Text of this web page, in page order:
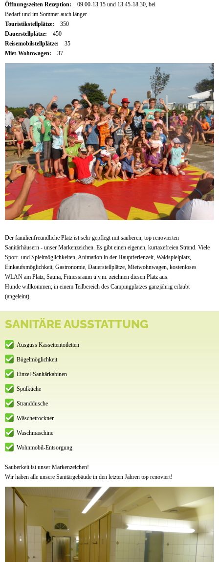
Öffnungszeiten Rezeption:
09.00-13.15 und 13.45-18.30, bei
Bedarf und im Sommer auch länger
Touristikstellplätze:
350
Dauerstellplätze:
450
Reisemobilstellplätze:
35
Miet-Wohnwagen:
37
Der familienfreundliche Platz ist sehr gepflegt mit sauberen, top renovierten
Sanitärhäusern - unser Markenzeichen. Es gibt einen eigenen, kurtaxefreien Strand. Viele
Sport- und Spielmöglichkeiten, Animation in der Hauptferienzeit, Waldspielplatz,
Einkaufsmöglichkeit, Gastronomie, Dauerstellplätze, Mietwohnwagen, kostenloses
WLAN am Platz, Sauna, Fitnessraum u.v.m. zeichnen diesen Platz aus.
Hunde willkommen; in einem Teilbereich des Campingplatzes ganzjährig erlaubt
(angeleint).
SANITÄRE AUSSTATTUNG
Ausguss Kassettentoiletten
Bügelmöglichkeit
Einzel-Sanitärkabinen
Spülküche
Stranddusche
Wäschetrockner
Waschmaschine
Wohnmobil-Entsorgung
Sauberkeit ist unser Markenzeichen!
Wir haben alle unsere Sanitärgebäude in den letzten Jahren top renoviert!